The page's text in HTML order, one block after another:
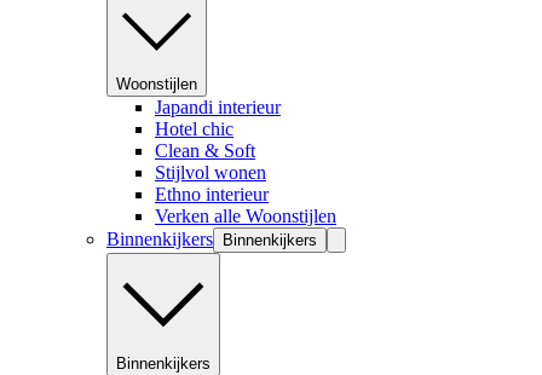
Woonstijlen
Japandi interieur
Hotel chic
Clean & Soft
Stijlvol wonen
Ethno interieur
Verken alle Woonstijlen
Binnenkijkers
Binnenkijkers
Binnenkijkers